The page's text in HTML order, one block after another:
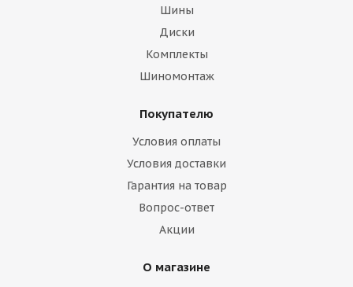
Шины
Диски
Комплекты
Шиномонтаж
Покупателю
Условия оплаты
Условия доставки
Гарантия на товар
Вопрос-ответ
Акции
О магазине